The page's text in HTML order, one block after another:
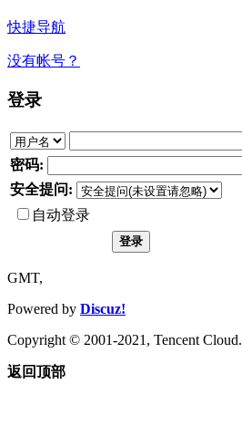
快捷导航
没有帐号？
登录
密码:
安全提问:
自动登录
登录
GMT,
Powered by Discuz!
Copyright © 2001-2021, Tencent Cloud.
返回顶部